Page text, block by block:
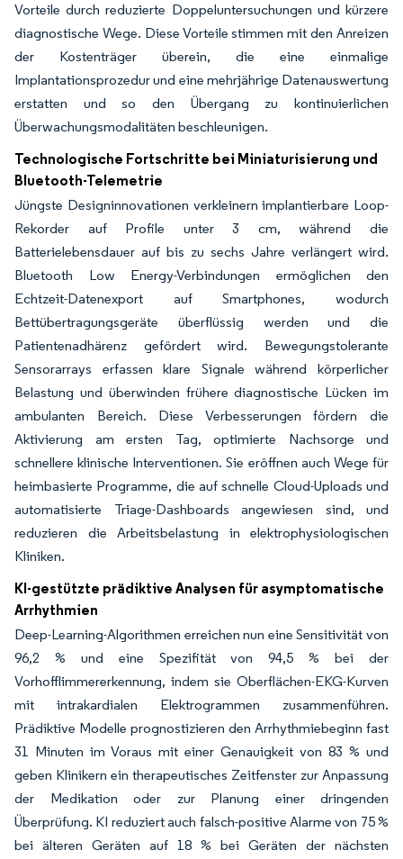
Vorteile durch reduzierte Doppeluntersuchungen und kürzere
diagnostische Wege. Diese Vorteile stimmen mit den Anreizen
der Kostenträger überein, die eine einmalige
Implantationsprozedur und eine mehrjährige Datenauswertung
erstatten und so den Übergang zu kontinuierlichen
Überwachungsmodalitäten beschleunigen.
Technologische Fortschritte bei Miniaturisierung und
Bluetooth-Telemetrie
Jüngste Designinnovationen verkleinern implantierbare Loop-
Rekorder auf Profile unter 3 cm, während die
Batterielebensdauer auf bis zu sechs Jahre verlängert wird.
Bluetooth Low Energy-Verbindungen ermöglichen den
Echtzeit-Datenexport auf Smartphones, wodurch
Bettübertragungsgeräte überflüssig werden und die
Patientenadhärenz gefördert wird. Bewegungstolerante
Sensorarrays erfassen klare Signale während körperlicher
Belastung und überwinden frühere diagnostische Lücken im
ambulanten Bereich. Diese Verbesserungen fördern die
Aktivierung am ersten Tag, optimierte Nachsorge und
schnellere klinische Interventionen. Sie eröffnen auch Wege für
heimbasierte Programme, die auf schnelle Cloud-Uploads und
automatisierte Triage-Dashboards angewiesen sind, und
reduzieren die Arbeitsbelastung in elektrophysiologischen
Kliniken.
KI-gestützte prädiktive Analysen für asymptomatische
Arrhythmien
Deep-Learning-Algorithmen erreichen nun eine Sensitivität von
96,2 % und eine Spezifität von 94,5 % bei der
Vorhofflimmererkennung, indem sie Oberflächen-EKG-Kurven
mit intrakardialen Elektrogrammen zusammenführen.
Prädiktive Modelle prognostizieren den Arrhythmiebeginn fast
31 Minuten im Voraus mit einer Genauigkeit von 83 % und
geben Klinikern ein therapeutisches Zeitfenster zur Anpassung
der Medikation oder zur Planung einer dringenden
Überprüfung. KI reduziert auch falsch-positive Alarme von 75 %
bei älteren Geräten auf 18 % bei Geräten der nächsten